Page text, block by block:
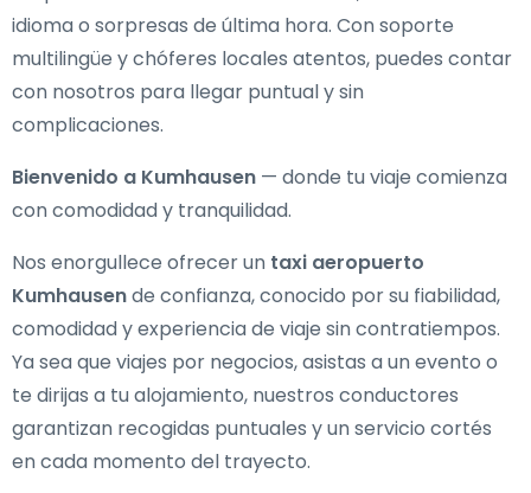
idioma o sorpresas de última hora. Con soporte
multilingüe y chóferes locales atentos, puedes contar
con nosotros para llegar puntual y sin
complicaciones.
Bienvenido a Kumhausen — donde tu viaje comienza
con comodidad y tranquilidad.
Nos enorgullece ofrecer un taxi aeropuerto
Kumhausende confianza, conocido por su fiabilidad,
comodidad y experiencia de viaje sin contratiempos.
Ya sea que viajes por negocios, asistas a un evento o
te dirijas a tu alojamiento, nuestros conductores
garantizan recogidas puntuales y un servicio cortés
en cada momento del trayecto.